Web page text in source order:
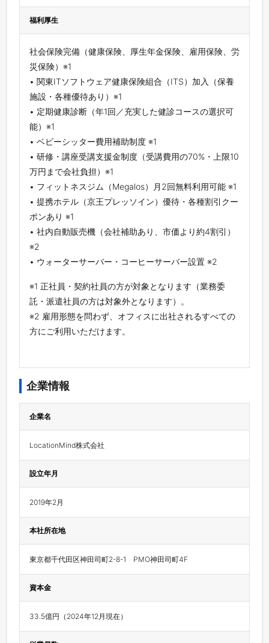
福利厚生
社会保険完備（健康保険、厚生年金保険、雇用保険、労
災保険）※1
• 関東ITソフトウェア健康保険組合（ITS）加入（保養
施設・各種優待あり）※1
• 定期健康診断（年1回／充実した健診コースの選択可
能）※1
• ベビーシッター費用補助制度 ※1
• 研修・講座受講支援金制度（受講費用の70%・上限10
万円まで会社負担）※1
• フィットネスジム（Megalos）月2回無料利用可能 ※1
• 提携ホテル（京王プレッソイン）優待・各種割引クー
ポンあり ※1
• 社内自動販売機（会社補助あり、市価より約4割引）
※2
• ウォーターサーバー・コーヒーサーバー設置 ※2
※1 正社員・契約社員の方が対象となります（業務委
託・派遣社員の方は対象外となります）。
※2 雇用形態を問わず、オフィスに出社されるすべての
方にご利用いただけます。
企業情報
企業名
LocationMind株式会社
設立年月
2019年2月
本社所在地
東京都千代田区神田司町2-8-1　PMO神田司町4F
資本金
33.5億円（2024年12月現在）